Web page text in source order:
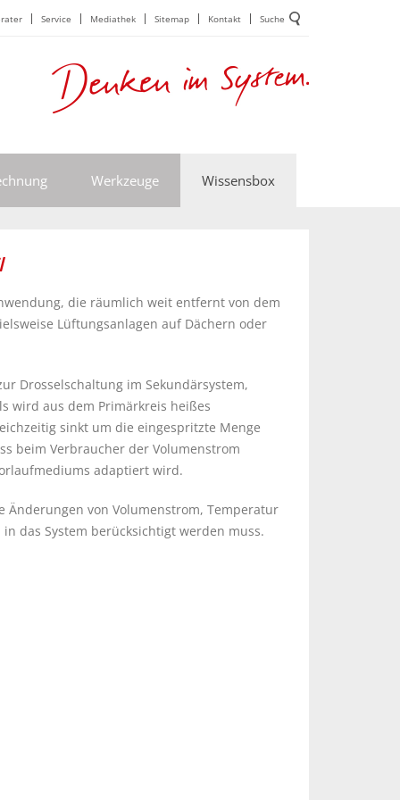
Service Mediathek Sitemap Kontakt Suche
Werkzeuge Wissensbox
die räumlich weit entfernt von dem
Lüftungsanlagen auf Dächern oder
Drosselschaltung im Sekundärsystem,
wird aus dem Primärkreis heißes
sinkt um die eingespritzte Menge
beim Verbraucher der Volumenstrom
adaptiert wird.
Änderungen von Volumenstrom, Temperatur
das System berücksichtigt werden muss.